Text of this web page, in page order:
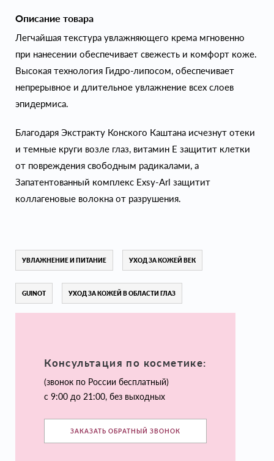
Описание товара
Легчайшая текстура увлажняющего крема мгновенно
при нанесении обеспечивает свежесть и комфорт коже.
Высокая технология Гидро-липосом, обеспечивает
непрерывное и длительное увлажнение всех слоев
эпидермиса.
Благодаря Экстракту Конского Каштана исчезнут отеки
и темные круги возле глаз, витамин Е защитит клетки
от повреждения свободным радикалами, а
Запатентованный комплекс Exsy-Arl защитит
коллагеновые волокна от разрушения.
УВЛАЖНЕНИЕ И ПИТАНИЕ УХОД ЗА КОЖЕЙ ВЕК
GUINOT УХОД ЗА КОЖЕЙ В ОБЛАСТИ ГЛАЗ
Консультация по косметике:
(звонок по России бесплатный)
с 9:00 до 21:00, без выходных
ЗАКАЗАТЬ ОБРАТНЫЙ ЗВОНОК